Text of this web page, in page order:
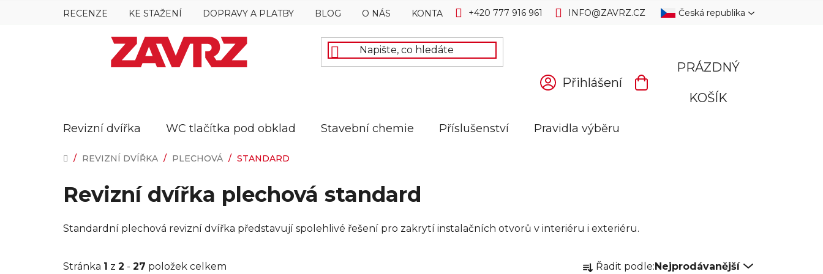
RECENZE KE STAŽENÍ DOPRAVY A PLATBY BLOG O NÁS KONTAKTY +420 777 916 961 INFO@ZAVRZ.CZ Česká republika
Přihlášení
NÁKUPNÍ
PRÁZDNÝ
KOŠÍK
Revizní dvířka WC tlačítka pod obklad Stavební chemie Příslušenství Pravidla výběru
DOMŮ
/ REVIZNÍ DVÍŘKA / PLECHOVÁ / STANDARD
Revizní dvířka plechová standard
Standardní plechová revizní dvířka představují spolehlivé řešení pro zakrytí instalačních otvorů v interiéru i exteriéru.
Stránka 1 z 2 - 27 položek celkem Řadit podle:Nejprodávanější